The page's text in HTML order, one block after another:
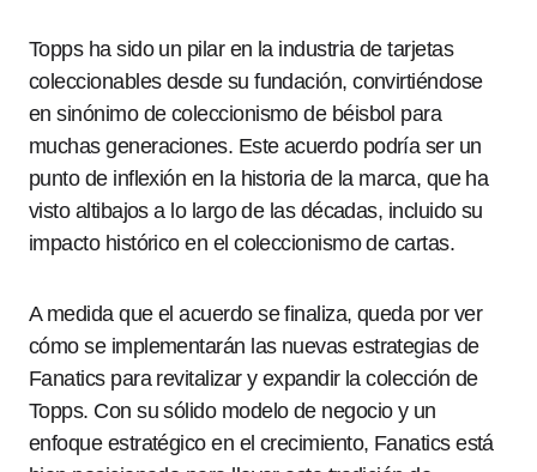
Topps ha sido un pilar en la industria de tarjetas
coleccionables desde su fundación, convirtiéndose
en sinónimo de coleccionismo de béisbol para
muchas generaciones. Este acuerdo podría ser un
punto de inflexión en la historia de la marca, que ha
visto altibajos a lo largo de las décadas, incluido su
impacto histórico en el coleccionismo de cartas.
A medida que el acuerdo se finaliza, queda por ver
cómo se implementarán las nuevas estrategias de
Fanatics para revitalizar y expandir la colección de
Topps. Con su sólido modelo de negocio y un
enfoque estratégico en el crecimiento, Fanatics está